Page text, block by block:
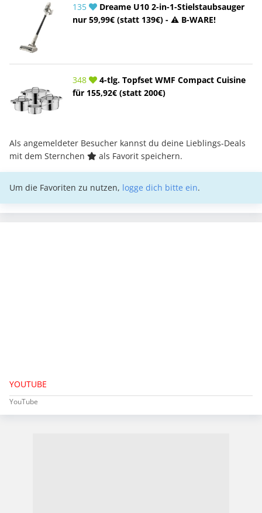
135
Dreame U10 2-in-1-Stielstaubsauger
nur 59,99€ (statt 139€) - ⚠️ B-WARE!
348
4-tlg. Topfset WMF Compact Cuisine
für 155,92€ (statt 200€)
Als angemeldeter Besucher kannst du deine Lieblings-Deals
mit dem Sternchen
als Favorit speichern.
Um die Favoriten zu nutzen, logge dich bitte ein.
YOUTUBE
YouTube